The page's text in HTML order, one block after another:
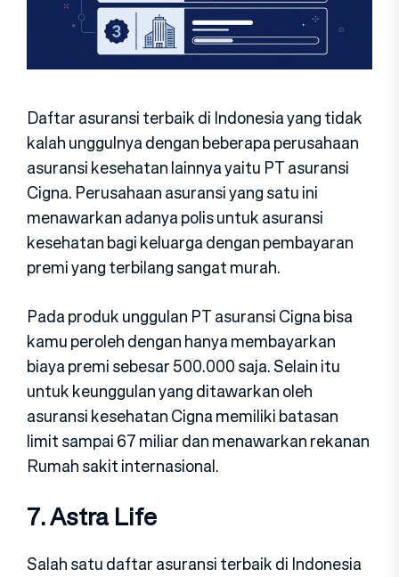
Daftar asuransi terbaik di Indonesia yang tidak
kalah unggulnya dengan beberapa perusahaan
asuransi kesehatan lainnya yaitu PT asuransi
Cigna. Perusahaan asuransi yang satu ini
menawarkan adanya polis untuk asuransi
kesehatan bagi keluarga dengan pembayaran
premi yang terbilang sangat murah.
Pada produk unggulan PT asuransi Cigna bisa
kamu peroleh dengan hanya membayarkan
biaya premi sebesar 500.000 saja. Selain itu
untuk keunggulan yang ditawarkan oleh
asuransi kesehatan Cigna memiliki batasan
limit sampai 67 miliar dan menawarkan rekanan
Rumah sakit internasional.
7. Astra Life
Salah satu daftar asuransi terbaik di Indonesia